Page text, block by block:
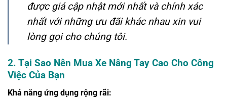
được giá cập nhật mới nhất và chính xác
nhất với những ưu đãi khác nhau xin vui
lòng gọi cho chúng tôi.
2. Tại Sao Nên Mua Xe Nâng Tay Cao Cho Công
Việc Của Bạn
Khả năng ứng dụng rộng rãi: